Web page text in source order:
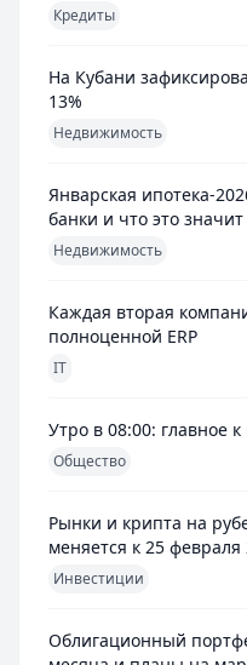
Кредиты
На Кубани
13%
Недвижимость
Январская ипотека-
банки и что это
Недвижимость
Каждая вторая
полноценной ERP
IT
Утро в 08:00: главное
Общество
Рынки и крипта на
меняется к 25 февраля
Инвестиции
Облигационный